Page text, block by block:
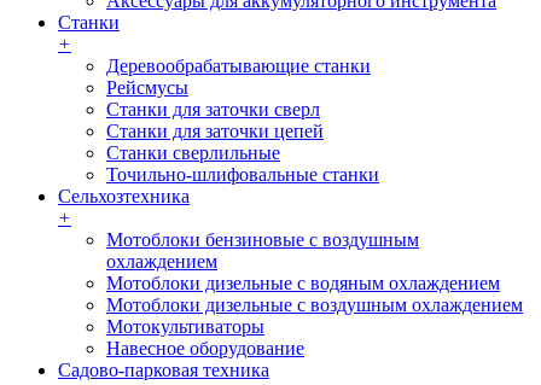
Станки
+
Деревообрабатывающие станки
Рейсмусы
Станки для заточки сверл
Станки для заточки цепей
Станки сверлильные
Точильно-шлифовальные станки
Сельхозтехника
+
Мотоблоки бензиновые с воздушным
охлаждением
Мотоблоки дизельные с водяным охлаждением
Мотоблоки дизельные с воздушным охлаждением
Мотокультиваторы
Навесное оборудование
Садово-парковая техника